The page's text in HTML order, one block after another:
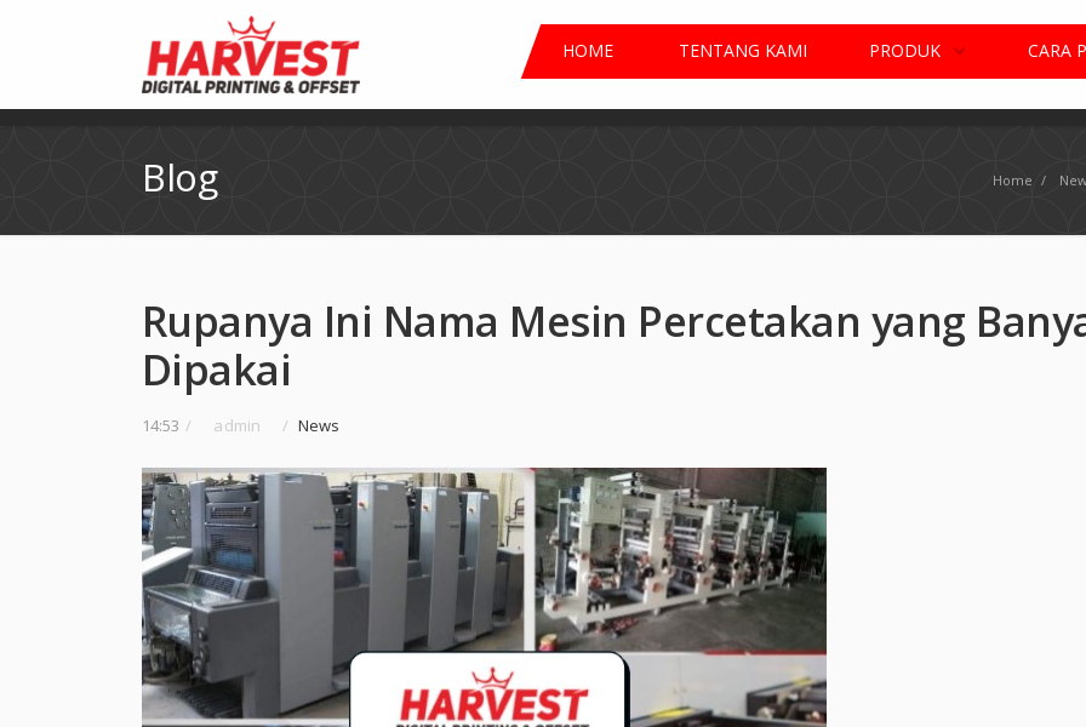
HOME TENTANG KAMI PRODUK CARA
Home /
Blog
Rupanya Ini Nama Mesin Percetakan yang
Dipakai
14:53 / admin / News